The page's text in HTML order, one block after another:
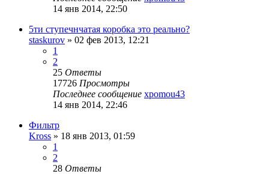
14 янв 2014, 22:50
5ти ступечнчатая коробка это реально?
staskurov » 02 фев 2013, 12:21
1
2
25 Ответы
17726 Просмотры
Последнее сообщение xpomou43
14 янв 2014, 22:46
Фильтр
Kross » 18 янв 2013, 01:59
1
2
28 Ответы